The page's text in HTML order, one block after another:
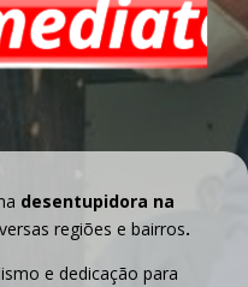
desentupidora na
regiões e bairros.
e dedicação para